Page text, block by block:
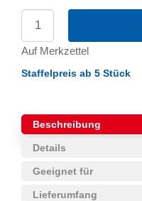
Auf Merkzettel
Staffelpreis ab 5 Stück
Beschreibung
Details
Geeignet für
Lieferumfang